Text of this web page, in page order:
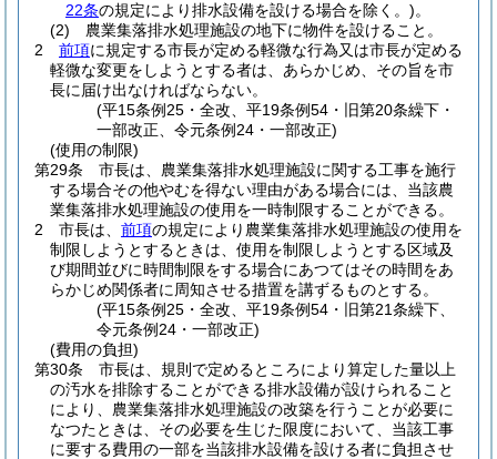
22条の規定により排水設備を設ける場合を除く。)。
(2)
農業集落排水処理施設の地下に物件を設けること。
2
前項に規定する市長が定める軽微な行為又は市長が定める
軽微な変更をしようとする者は、あらかじめ、その旨を市
長に届け出なければならない。
(平15条例25・全改、平19条例54・旧第20条繰下・
一部改正、令元条例24・一部改正)
(使用の制限)
第29条
市長は、農業集落排水処理施設に関する工事を施行
する場合その他やむを得ない理由がある場合には、当該農
業集落排水処理施設の使用を一時制限することができる。
2
市長は、 前項の規定により農業集落排水処理施設の使用を
制限しようとするときは、使用を制限しようとする区域及
び期間並びに時間制限をする場合にあつてはその時間をあ
らかじめ関係者に周知させる措置を講ずるものとする。
(平15条例25・全改、平19条例54・旧第21条繰下、
令元条例24・一部改正)
(費用の負担)
第30条
市長は、規則で定めるところにより算定した量以上
の汚水を排除することができる排水設備が設けられること
により、農業集落排水処理施設の改築を行うことが必要に
なつたときは、その必要を生じた限度において、当該工事
に要する費用の一部を当該排水設備を設ける者に負担させ